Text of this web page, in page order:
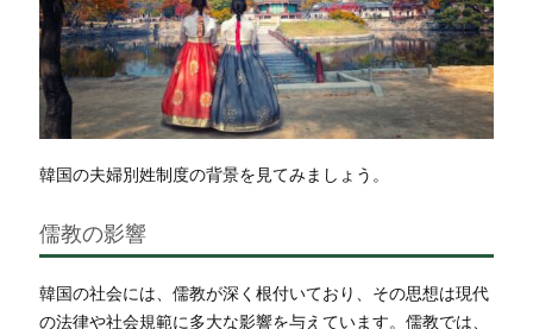
韓国の夫婦別姓制度の背景を見てみましょう。
儒教の影響
韓国の社会には、儒教が深く根付いており、その思想は現代
の法律や社会規範に多大な影響を与えています。儒教では、